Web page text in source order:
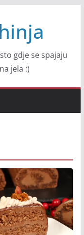
gdje se spajaju
jela :)